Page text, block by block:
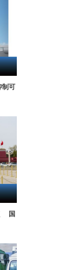
制可
国